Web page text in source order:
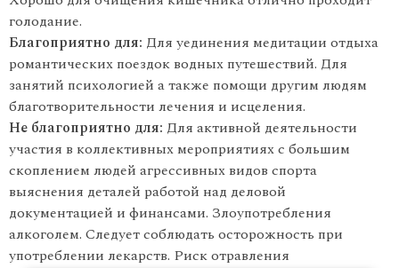
голодание.
Благоприятно для: Для уединения медитации отдыха
романтических поездок водных путешествий. Для
занятий психологией а также помощи другим людям
благотворительности лечения и исцеления.
Не благоприятно для: Для активной деятельности
участия в коллективных мероприятиях с большим
скоплением людей агрессивных видов спорта
выяснения деталей работой над деловой
документацией и финансами. Злоупотребления
алкоголем. Следует соблюдать осторожность при
употреблении лекарств. Риск отравления